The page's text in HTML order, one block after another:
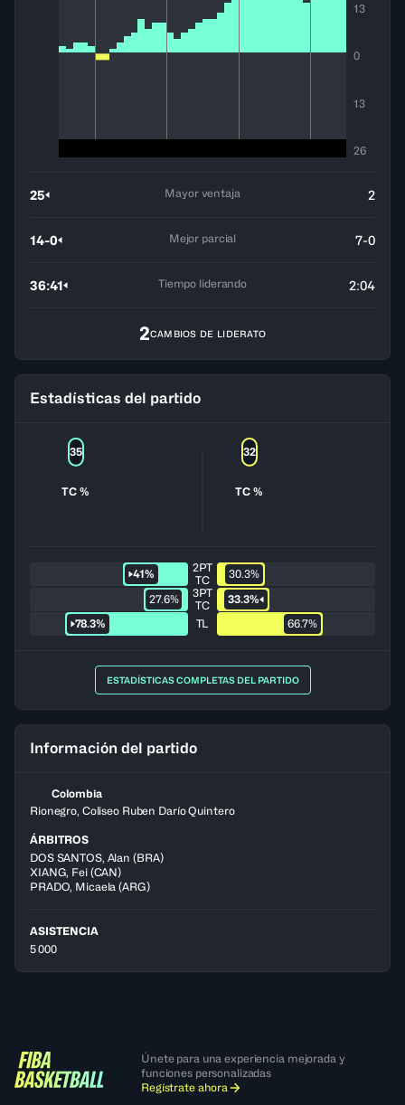
13
0
13
26
25 Mayor ventaja 2
14-0 Mejor parcial 7-0
36:41 Tiempo liderando 2:04
2CAMBIOS DE LIDERATO
Estadísticas del partido
TC %
35
TC %
32
41%
2PT
TC
30.3%
27.6%
3PT
TC
33.3%
78.3%
TL 66.7%
ESTADÍSTICAS COMPLETAS DEL PARTIDO
Información del partido
Colombia
Rionegro, Coliseo Ruben Darío Quintero
ÁRBITROS
DOS SANTOS, Alan (BRA)
XIANG, Fei(CAN)
PRADO, Micaela (ARG)
ASISTENCIA
5 000
Únete para una experiencia mejorada y
funciones personalizadas
Regístrate ahora